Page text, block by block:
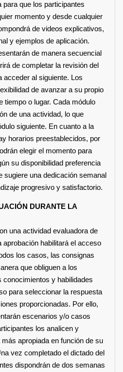
para que los participantes
momento y desde cualquier
de videos explicativos,
y ejemplos de aplicación.
de manera secuencial
de completar la revisión del
acceder al siguiente. Los
de avanzar a su propio
tiempo o lugar. Cada módulo
de una actividad, lo que
siguiente. En cuanto a la
horarios preestablecidos, por
elegir el momento para
su disponibilidad preferencia
sugiere una dedicación semanal
progresivo y satisfactorio.
DURANTE LA
una actividad evaluadora de
habilitará el acceso
los casos, las consignas
que obliguen a los
conocimientos y habilidades
para seleccionar la respuesta
proporcionadas. Por ello,
escenarios y/o casos
los analicen y
apropiada en función de su
vez completado el dictado del
dispondrán de dos semanas